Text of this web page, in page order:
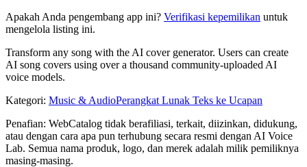
Apakah Anda pengembang app ini? Verifikasi kepemilikan untuk
mengelola listing ini.
Transform any song with the AI cover generator. Users can create
AI song covers using over a thousand community-uploaded AI
voice models.
Kategori: Music & AudioPerangkat Lunak Teks ke Ucapan
Penafian: WebCatalog tidak berafiliasi, terkait, diizinkan, didukung,
atau dengan cara apa pun terhubung secara resmi dengan AI Voice
Lab. Semua nama produk, logo, dan merek adalah milik pemiliknya
masing-masing.